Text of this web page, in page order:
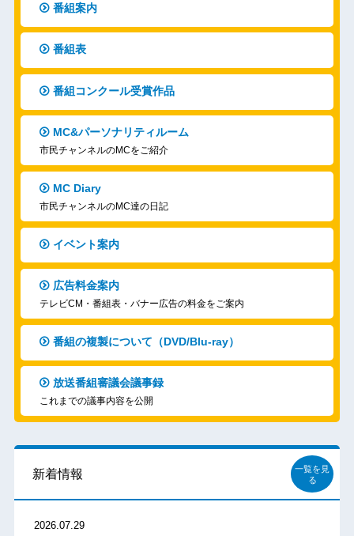
番組案内
番組表
番組コンクール受賞作品
MC&パーソナリティルーム
市民チャンネルのMCをご紹介
MC Diary
市民チャンネルのMC達の日記
イベント案内
広告料金案内
テレビCM・番組表・バナー広告の料金をご案内
番組の複製について（DVD/Blu-ray）
放送番組審議会議事録
これまでの議事内容を公開
新着情報
一覧を見
る
2026.07.29